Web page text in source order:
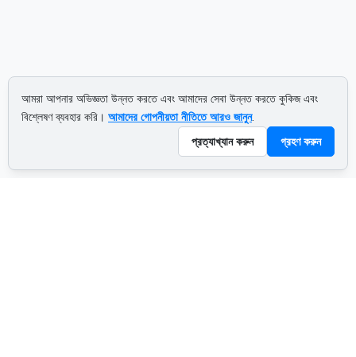
আমরা আপনার অভিজ্ঞতা উন্নত করতে এবং আমাদের সেবা উন্নত করতে কুকিজ এবং
বিশ্লেষণ ব্যবহার করি। আমাদের গোপনীয়তা নীতিতে আরও জানুন.
প্রত্যাখ্যান করুন
গ্রহণ করুন